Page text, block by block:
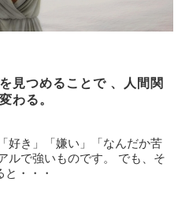
見つめることで 、人間関
わる。
好き」「嫌い」「なんだか苦
ルで強いものです。 でも、そ
・・・